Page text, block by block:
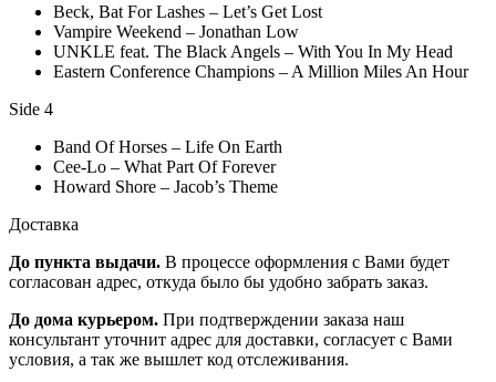
Beck, Bat For Lashes – Let’s Get Lost
Vampire Weekend – Jonathan Low
UNKLE feat. The Black Angels – With You In My Head
Eastern Conference Champions – A Million Miles An Hour
Side 4
Band Of Horses – Life On Earth
Cee-Lo – What Part Of Forever
Howard Shore – Jacob’s Theme
Доставка
До пункта выдачи. В процессе оформления с Вами будет
согласован адрес, откуда было бы удобно забрать заказ.
До дома курьером. При подтверждении заказа наш
консультант уточнит адрес для доставки, согласует с Вами
условия, а так же вышлет код отслеживания.